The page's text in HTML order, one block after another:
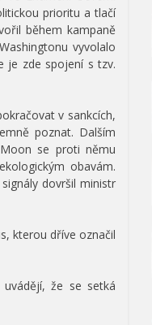
prioritu a tlačí
během kampaně
vyvolalo
je zde spojení s tzv.
v sankcích,
poznat. Dalším
se proti němu
obavám.
dovršil ministr
kterou dříve označil
že se setká